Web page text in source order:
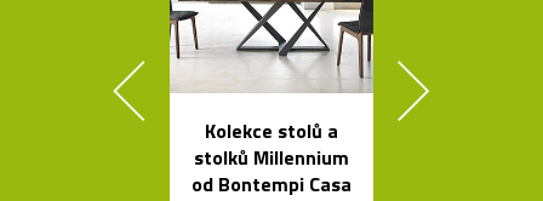
Kolekce stolů a
stolků Millennium
od Bontempi Casa